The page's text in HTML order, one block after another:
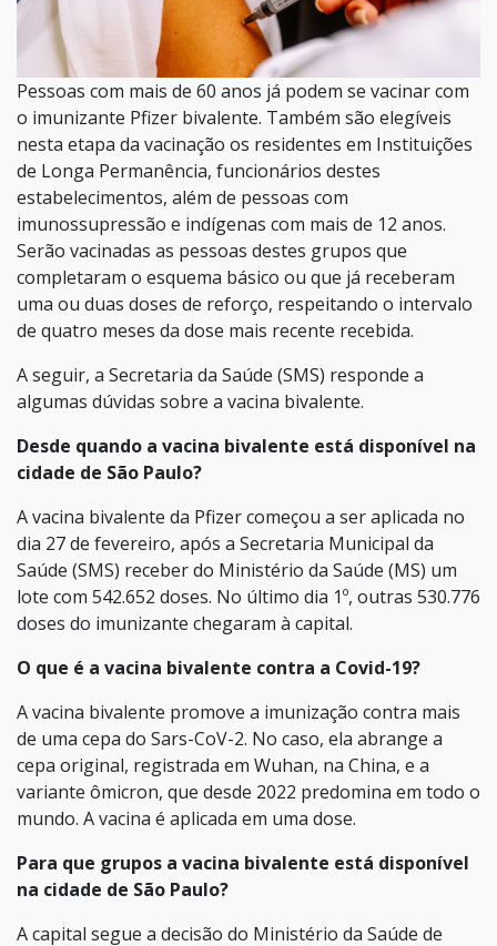
Pessoas com mais de 60 anos já podem se vacinar com
o imunizante Pfizer bivalente. Também são elegíveis
nesta etapa da vacinação os residentes em Instituições
de Longa Permanência, funcionários destes
estabelecimentos, além de pessoas com
imunossupressão e indígenas com mais de 12 anos.
Serão vacinadas as pessoas destes grupos que
completaram o esquema básico ou que já receberam
uma ou duas doses de reforço, respeitando o intervalo
de quatro meses da dose mais recente recebida.
A seguir, a Secretaria da Saúde (SMS) responde a
algumas dúvidas sobre a vacina bivalente.
Desde quando a vacina bivalente está disponível na
cidade de São Paulo?
A vacina bivalente da Pfizer começou a ser aplicada no
dia 27 de fevereiro, após a Secretaria Municipal da
Saúde (SMS) receber do Ministério da Saúde (MS) um
lote com 542.652 doses. No último dia 1º, outras 530.776
doses do imunizante chegaram à capital.
O que é a vacina bivalente contra a Covid-19?
A vacina bivalente promove a imunização contra mais
de uma cepa do Sars-CoV-2. No caso, ela abrange a
cepa original, registrada em Wuhan, na China, e a
variante ômicron, que desde 2022 predomina em todo o
mundo. A vacina é aplicada em uma dose.
Para que grupos a vacina bivalente está disponível
na cidade de São Paulo?
A capital segue a decisão do Ministério da Saúde de